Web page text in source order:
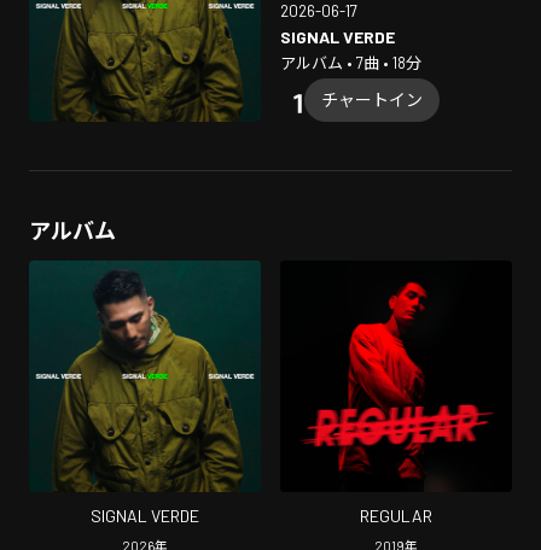
2026-06-17
SIGNAL VERDE
アルバム • 7曲 • 18分
チャートイン
アルバム
SIGNAL VERDE
2026年
REGULAR
2019年